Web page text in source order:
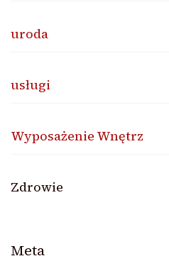
uroda
usługi
Wyposażenie Wnętrz
Zdrowie
Meta